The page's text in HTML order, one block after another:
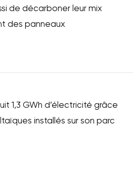
de décarboner leur mix
des panneaux
1,3 GWh d’électricité grâce
installés sur son parc